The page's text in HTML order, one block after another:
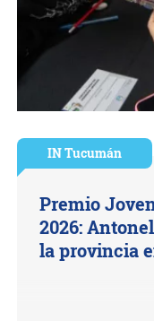
IN Tucumán
Premio
2026:
la provincia